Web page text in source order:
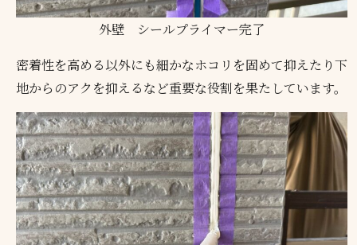
外壁 シールプライマー完了
密着性を高める以外にも細かなホコリを固めて抑えたり下
地からのアクを抑えるなど重要な役割を果たしています。